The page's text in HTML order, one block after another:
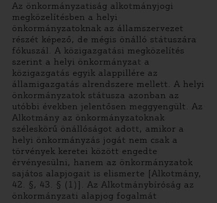
Az önkormányzatiság alkotmányjogi
megközelítésben a helyi
önkormányzatoknak az államszervezet
részét képező, de mégis önálló státuszára
fókuszál. A közigazgatási megközelítés
szerint a helyi önkormányzat a
közigazgatás egyik alappillére az
államigazgatás alrendszere mellett. A helyi
önkormányzatok státusza azonban az
utóbbi években jelentősen meggyengült. Az
Alkotmány az önkormányzatoknak
széleskörű önállóságot adott, amikor a
helyi önkormányzás jogát nem csak a
törvények keretei között engedte
érvényesülni, hanem az önkormányzatok
sajátos alapjogait is elismerte [Alkotmány,
42. §, 43. § (1)]. Az Alkotmánybíróság az
önkormányzati alapjog fogalmát